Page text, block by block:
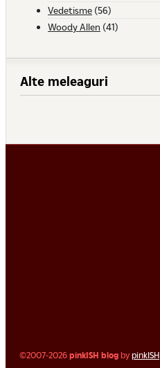
Vedetisme (56)
Woody Allen (41)
Alte meleaguri
©2007-2026pinkISH blog bypinkISH